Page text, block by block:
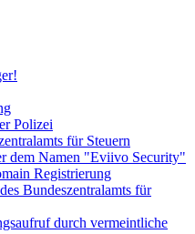
Polizei
für Steuern
dem Namen "Eviivo Security"
Registrierung
Bundeszentralamts für
durch vermeintliche